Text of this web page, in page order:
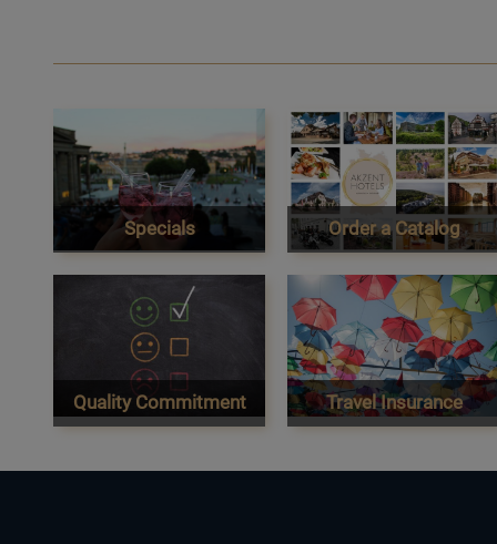
Specials Order a Catalog
Quality Commitment Travel Insurance